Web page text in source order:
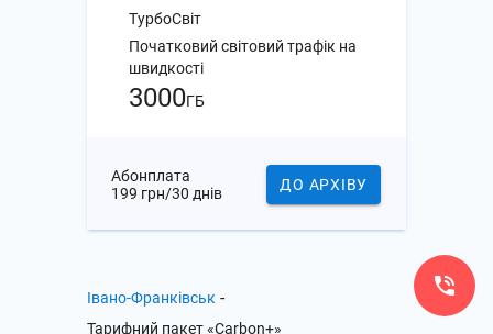
ТурбоСвіт
Початковий світовий трафік на
швидкості
3000ГБ
Абонплата
199 грн/30 днів
ДО АРХІВУ
Івано-Франківськ -
Тарифний пакет «Carbon+»